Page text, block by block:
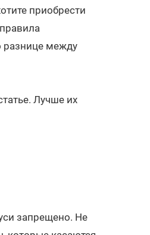
приобрести
разнице между
Лучше их
запрещено. Не